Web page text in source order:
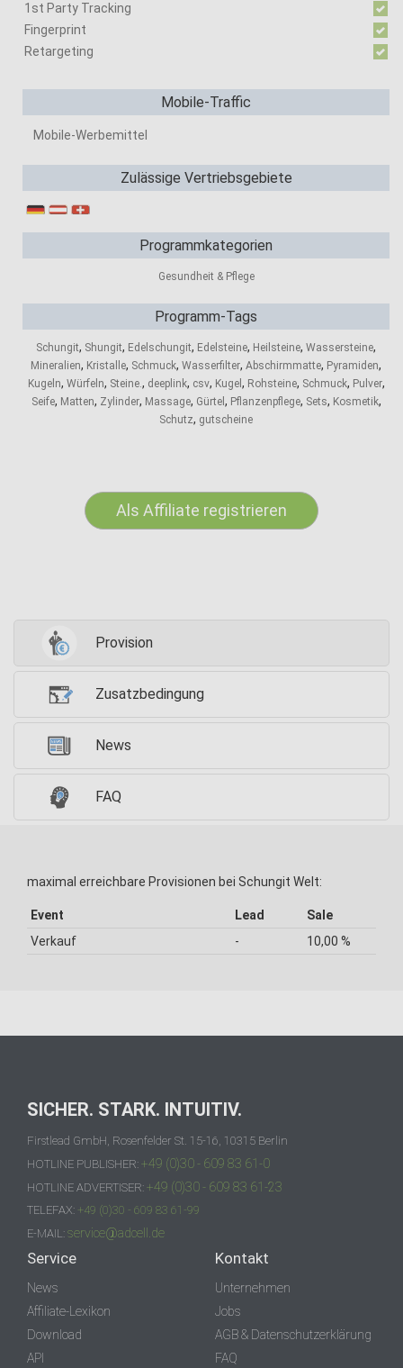
1st Party Tracking
Fingerprint
Retargeting
Mobile-Traffic
Mobile-Werbemittel
Zulässige Vertriebsgebiete
Programmkategorien
Gesundheit & Pflege
Programm-Tags
Schungit, Shungit, Edelschungit, Edelsteine, Heilsteine, Wassersteine,
Mineralien, Kristalle, Schmuck, Wasserfilter, Abschirmmatte, Pyramiden,
Kugeln, Würfeln, Steine., deeplink, csv, Kugel , Rohsteine, Schmuck, Pulver,
Seife, Matten, Zylinder, Massage, Gürtel , Pflanzenpflege, Sets, Kosmetik,
Schutz, gutscheine
Als Affiliate registrieren
Provision
Zusatzbedingung
News
FAQ
maximal erreichbare Provisionen bei Schungit Welt:
Event Lead
Sale
Verkauf
- 10,00 %
SICHER. STARK. INTUITIV.
Firstlead GmbH, Rosenfelder St. 15-16, 10315 Berlin
HOTLINE PUBLISHER: +49 (0)30 - 609 83 61-0
HOTLINE ADVERTISER: +49 (0)30 - 609 83 61-23
TELEFAX: +49 (0)30 - 609 83 61-99
E-MAIL: service@adcell.de
Service
News
Affiliate-Lexikon
Download
API
Kontakt
Unternehmen
Jobs
AGB & Datenschutzerklärung
FAQ